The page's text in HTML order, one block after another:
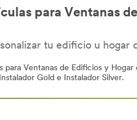
para Ventanas
tu edificio u
para Ventanas de Edificios y
Gold e Instalador Silver.